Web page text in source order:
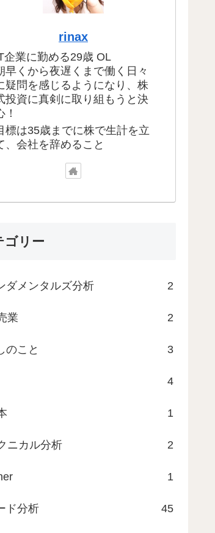
rinax
企業に勤める29歳 OL
早くから夜遅くまで働く日々
疑問を感じるようになり、株
投資に真剣に取り組もうと決
！
標は35歳までに株で生計を立
、会社を辞めること
ゴリー
ダメンタルズ分析 2
業 2
のこと 3
4
1
ニカル分析 2
1
ド分析 45